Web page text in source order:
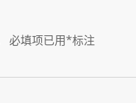
必填项已用*标注